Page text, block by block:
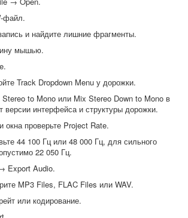
файл.
и найдите лишние фрагменты.
мышью.
Track Dropdown Menu у дорожки.
to Mono или Mix Stereo Down to Mono в
версии интерфейса и структуры дорожки.
окна проверьте Project Rate.
44 100 Гц или 48 000 Гц, для сильного
22 050 Гц.
Export Audio.
MP3 Files, FLAC Files или WAV.
или кодирование.